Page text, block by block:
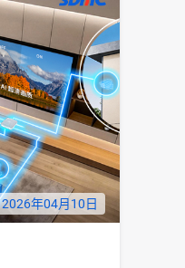
2026年04月10日